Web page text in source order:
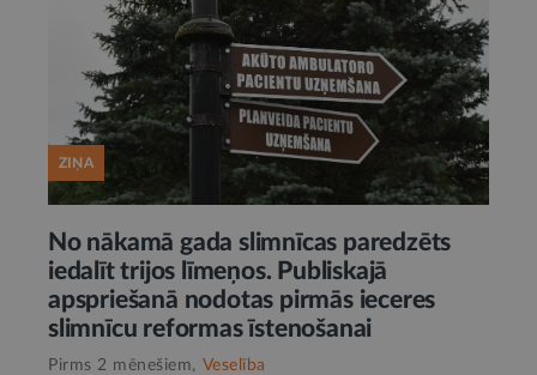
ZIŅA
No nākamā gada slimnīcas paredzēts
iedalīt trijos līmeņos. Publiskajā
apspriešanā nodotas pirmās ieceres
slimnīcu reformas īstenošanai
Pirms 2 mēnešiem, Veselība